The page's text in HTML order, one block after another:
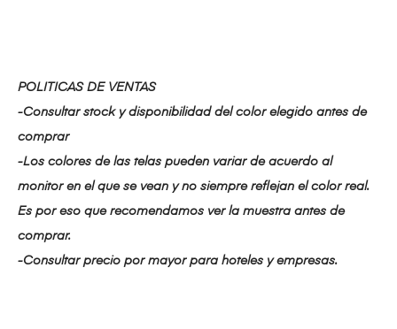
POLITICAS DE VENTAS
-Consultar stock y disponibilidad del color elegido antes de
comprar
-Los colores de las telas pueden variar de acuerdo al
monitor en el que se vean y no siempre reflejan el color real.
Es por eso que recomendamos ver la muestra antes de
comprar.
-Consultar precio por mayor para hoteles y empresas.